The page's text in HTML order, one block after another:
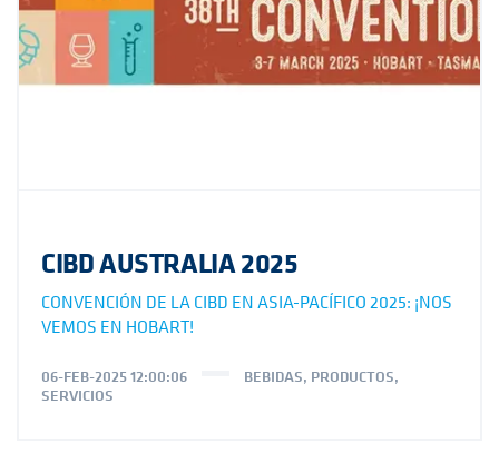
CIBD AUSTRALIA 2025
CONVENCIÓN DE LA CIBD EN ASIA-PACÍFICO 2025: ¡NOS
VEMOS EN HOBART!
06-FEB-2025 12:00:06 BEBIDAS, PRODUCTOS,
SERVICIOS